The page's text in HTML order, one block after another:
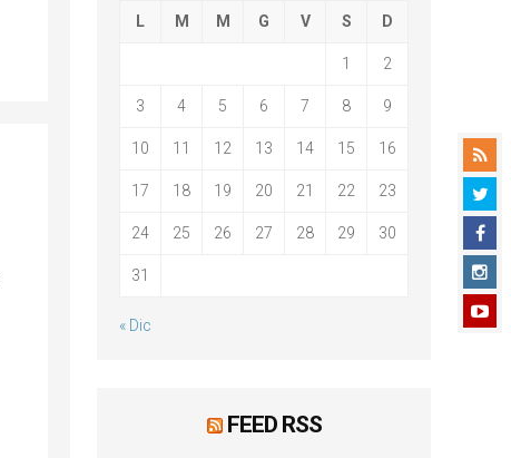
L M M G V S D
1 2
3 4 5 6 7 8 9
10 11 12 13 14 15 16
17 18 19 20 21 22 23
24 25 26 27 28 29 30
31
« Dic
FEED RSS